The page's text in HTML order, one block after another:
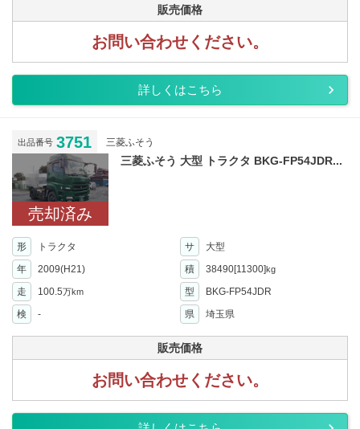
販売価格
お問い合わせください。
詳しくはこちら
出品番号 3751 三菱ふそう
売却済み
三菱ふそう 大型 トラクタ BKG-FP54JDR...
形 トラクタ サ
大型
年
2009(H21) 積 38490[11300]kg
走 100.5万km 型
BKG-FP54JDR
検
- 県 埼玉県
販売価格
お問い合わせください。